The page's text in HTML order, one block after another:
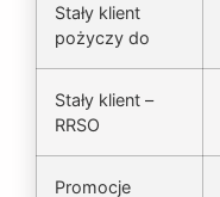
Stały klient
pożyczy do
Stały klient –
RRSO
Promocje